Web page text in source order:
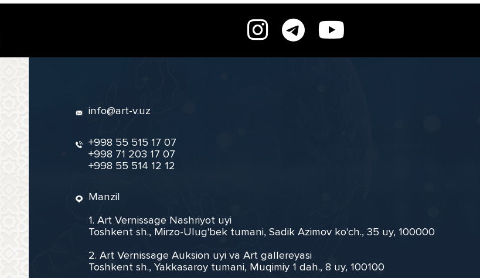
info@art-v.uz
+998 55 515 17 07
+998 71 203 17 07
+998 55 514 12 12
Manzil
1. Art Vernissage Nashriyot uyi
Toshkent sh., Mirzo-Ulug'bek tumani, Sadik Azimov ko'ch., 35 uy, 100000
2. Art Vernissage Auksion uyi va Art gallereyasi
Toshkent sh., Yakkasaroy tumani, Muqimiy 1 dah., 8 uy, 100100